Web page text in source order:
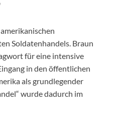
Soldatenhandels. Braun
für eine intensive
in den öffentlichen
als grundlegender
wurde dadurch im